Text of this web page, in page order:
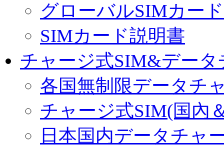
グローバルSIMカード
SIMカード説明書
チャージ式SIM&デー
各国無制限データチ
チャージ式SIM(国內
日本国内データチャ